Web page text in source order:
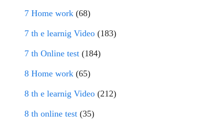
7 Home work (68)
7 th e learnig Video (183)
7 th Online test (184)
8 Home work (65)
8 th e learnig Video (212)
8 th online test (35)